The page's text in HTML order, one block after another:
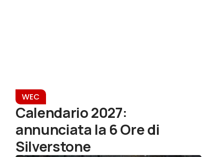
WEC
Calendario 2027:
annunciata la 6 Ore di
Silverstone